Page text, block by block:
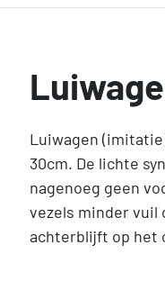
Luiwagen
30cm. De lichte
nagenoeg geen
vezels minder vuil
achterblijft op het